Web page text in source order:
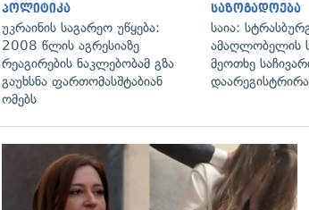
პოლიტიკა
უკრაინის საგარეო უწყება:
2008 წლის აგრესიაზე
რეაგირების ნაკლებობამ გზა
გაუხსნა ფართომასშტაბიან
ომებს
საზოგადოება
საია:
ამაღლობელის
მეოთხე
დაარეგისტრირა